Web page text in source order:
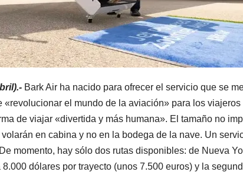
Bark Air ha nacido para ofrecer el servicio que se
«revolucionar el mundo de la aviación» para los
de viajar «divertida y más humana». El tamaño no
en cabina y no en la bodega de la nave. Un
momento, hay sólo dos rutas disponibles: de Nueva
dólares por trayecto (unos 7.500 euros) y la